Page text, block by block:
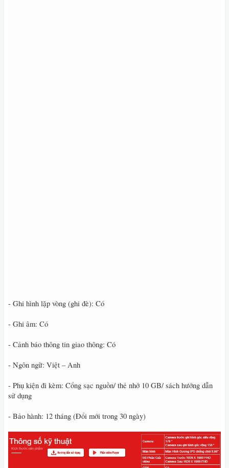
- Ghi hình lặp vòng (ghi đè): Có
- Ghi âm: Có
- Cảnh báo thông tin giao thông: Có
- Ngôn ngữ: Việt – Anh
- Phụ kiện đi kèm: Cổng sạc nguồn/ thẻ nhớ 10 GB/ sách hướng dẫn
sử dụng
- Bảo hành: 12 tháng (Đổi mới trong 30 ngày)